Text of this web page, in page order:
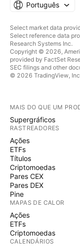
Português
Select market data
Select reference data
Research Systems Inc.
Copyright © 2026,
provided by FactSet
SEC filings and other
© 2026 TradingView,
MAIS DO QUE UM
Supergráficos
RASTREADORES
Ações
ETFs
Títulos
Criptomoedas
Pares CEX
Pares DEX
Pine
MAPAS DE CALOR
Ações
ETFs
Criptomoedas
CALENDÁRIOS